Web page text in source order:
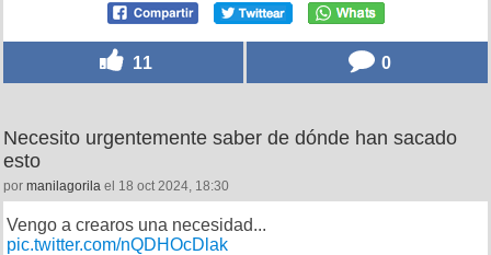
11 0
Necesito urgentemente saber de dónde han sacado
esto
por manilagorila el 18 oct 2024, 18:30
Vengo a crearos una necesidad...
pic.twitter.com/nQDHOcDlak